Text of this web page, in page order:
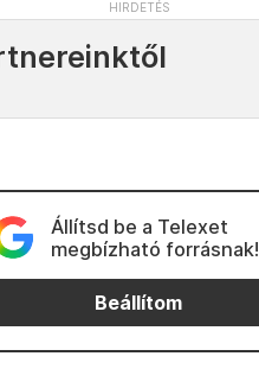
Állítsd be a Telexet
megbízható forrásnak!
Beállítom